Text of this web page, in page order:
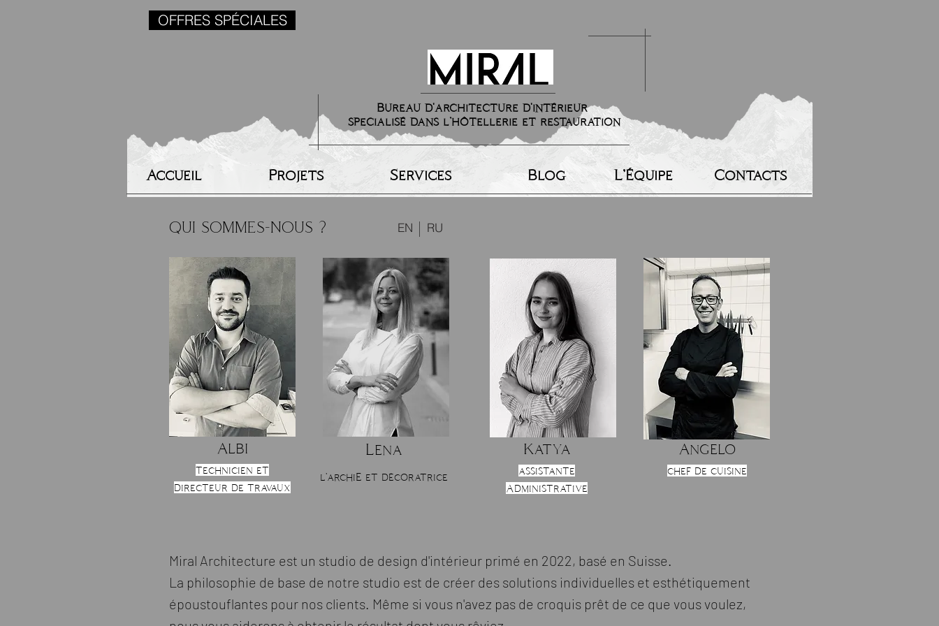
OFFRES SPÉCIALES
Bureau d'architecture d'intérieur
specialisé dans l’hôtellerie et restauration
Accueil Projets
QUI SOMMES-NOUS ?
Services
EN RU
Albi
technicien et
directeur de travaux
Lena
l'archiE et décoratrice
L’Équipe Contacts
Blog
Katya
assistante
Administrative
Angelo
chef de cuisine
Miral Architecture est un studio de design d'intérieur primé en 2022, basé en Suisse.
La philosophie de base de notre studio est de créer des solutions individuelles et esthétiquement
époustouflantes pour nos clients. Même si vous n'avez pas de croquis prêt de ce que vous voulez,